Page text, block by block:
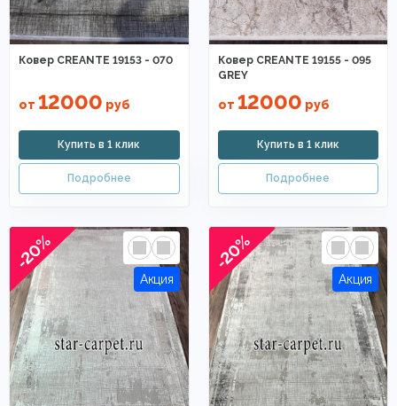
Ковер CREANTE 19153 - 070
от 12000 руб
Ковер CREANTE 19155 - 095
GREY
от 12000 руб
-20% -20%